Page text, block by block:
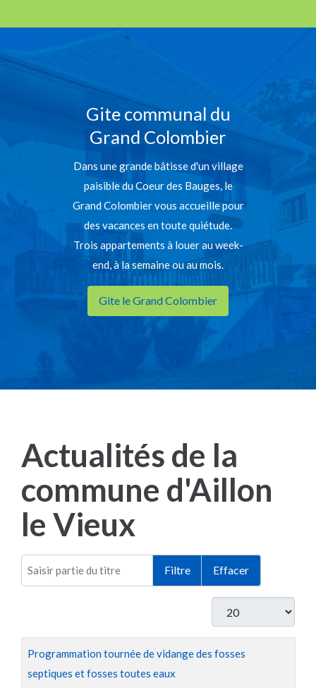
Gite communal du
Grand Colombier
Dans une grande bâtisse d'un village
paisible du Coeur des Bauges, le
Grand Colombier vous accueille pour
des vacances en toute quiétude.
Trois appartements à louer au week-
end, à la semaine ou au mois.
Gite le Grand Colombier
Actualités de la
commune d'Aillon
le Vieux
Saisir partie du titre Filtre Effacer
Afficher #
Titre
Programmation tournée de vidange des fosses
septiques et fosses toutes eaux